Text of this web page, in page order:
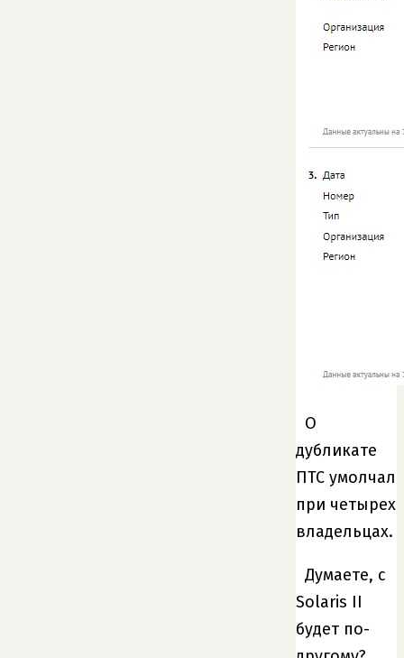
О
дубликате
ПТС умолчал
при четырех
владельцах.
Думаете, с
Solaris II
будет по-